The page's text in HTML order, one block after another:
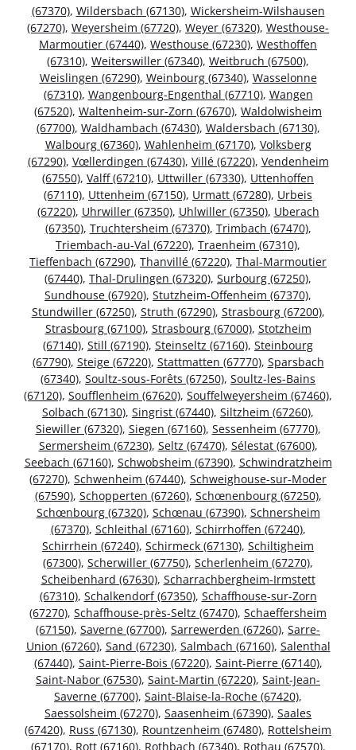
(67370), Wildersbach (67130), Wickersheim-Wilshausen
(67270), Weyersheim (67720), Weyer (67320), Westhouse-
Marmoutier (67440), Westhouse (67230), Westhoffen
(67310), Weiterswiller (67340), Weitbruch (67500),
Weislingen (67290), Weinbourg (67340), Wasselonne
(67310), Wangenbourg-Engenthal (67710), Wangen
(67520), Waltenheim-sur-Zorn (67670), Waldolwisheim
(67700), Waldhambach (67430), Waldersbach (67130),
Walbourg (67360), Wahlenheim (67170), Volksberg
(67290), Vœllerdingen (67430), Villé (67220), Vendenheim
(67550), Valff (67210), Uttwiller (67330), Uttenhoffen
(67110), Uttenheim (67150), Urmatt (67280), Urbeis
(67220), Uhrwiller (67350), Uhlwiller (67350), Uberach
(67350), Truchtersheim (67370), Trimbach (67470),
Triembach-au-Val (67220), Traenheim (67310),
Tieffenbach (67290), Thanvillé (67220), Thal-Marmoutier
(67440), Thal-Drulingen (67320), Surbourg (67250),
Sundhouse (67920), Stutzheim-Offenheim (67370),
Stundwiller (67250), Struth (67290), Strasbourg (67200),
Strasbourg (67100), Strasbourg (67000), Stotzheim
(67140), Still (67190), Steinseltz (67160), Steinbourg
(67790), Steige (67220), Stattmatten (67770), Sparsbach
(67340), Soultz-sous-Forêts (67250), Soultz-les-Bains
(67120), Soufflenheim (67620), Souffelweyersheim (67460),
Solbach (67130), Singrist (67440), Siltzheim (67260),
Siewiller (67320), Siegen (67160), Sessenheim (67770),
Sermersheim (67230), Seltz (67470), Sélestat (67600),
Seebach (67160), Schwobsheim (67390), Schwindratzheim
(67270), Schwenheim (67440), Schweighouse-sur-Moder
(67590), Schopperten (67260), Schœnenbourg (67250),
Schœnbourg (67320), Schœnau (67390), Schnersheim
(67370), Schleithal (67160), Schirrhoffen (67240),
Schirrhein (67240), Schirmeck (67130), Schiltigheim
(67300), Scherwiller (67750), Scherlenheim (67270),
Scheibenhard (67630), Scharrachbergheim-Irmstett
(67310), Schalkendorf (67350), Schaffhouse-sur-Zorn
(67270), Schaffhouse-près-Seltz (67470), Schaeffersheim
(67150), Saverne (67700), Sarrewerden (67260), Sarre-
Union (67260), Sand (67230), Salmbach (67160), Salenthal
(67440), Saint-Pierre-Bois (67220), Saint-Pierre (67140),
Saint-Nabor (67530), Saint-Martin (67220), Saint-Jean-
Saverne (67700), Saint-Blaise-la-Roche (67420),
Saessolsheim (67270), Saasenheim (67390), Saales
(67420), Russ (67130), Rountzenheim (67480), Rottelsheim
(67170), Rott (67160), Rothbach (67340), Rothau (67570),